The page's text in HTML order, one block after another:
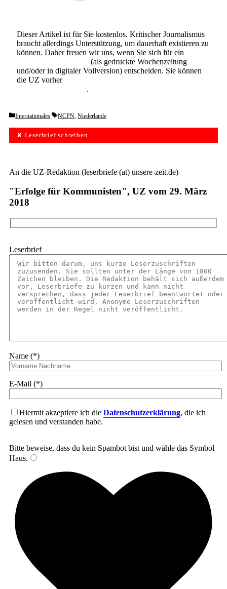
Dieser Artikel ist für Sie kostenlos. Kritischer Journalismus
braucht allerdings Unterstützung, um dauerhaft existieren zu
können. Daher freuen wir uns, wenn Sie sich für ein
(als gedruckte Wochenzeitung
und/oder in digitaler Vollversion) entscheiden. Sie können
die UZ vorher
.
Categories
Internationales Tags
NCPN, Niederlande
✘ Leserbrief schreiben
An die UZ-Redaktion (leserbriefe (at) unsere-zeit.de)
"Erfolge für Kommunisten", UZ vom 29. März
2018
Leserbrief
Name (*)
E-Mail (*)
Hiermit akzeptiere ich die Datenschutzerklärung, die ich
gelesen und verstanden habe.
Bitte beweise, dass du kein Spambot bist und wähle das Symbol
Haus.